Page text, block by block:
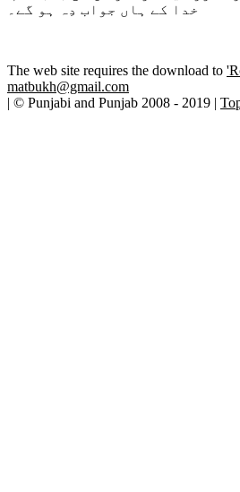
خدا کے ہاں جواب دِہ ہو گے۔
The web site requires the download to
matbukh@gmail.com
| © Punjabi and Punjab 2008 - 2019 |